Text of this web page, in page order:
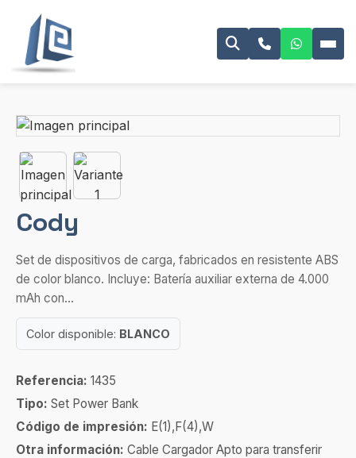
Cody
Set de dispositivos de carga, fabricados en resistente ABS
de color blanco. Incluye: Batería auxiliar externa de 4.000
mAh con...
Color disponible: BLANCO
Referencia: 1435
Tipo: Set Power Bank
Código de impresión: E(1),F(4),W
Otra información: Cable Cargador Apto para transferir